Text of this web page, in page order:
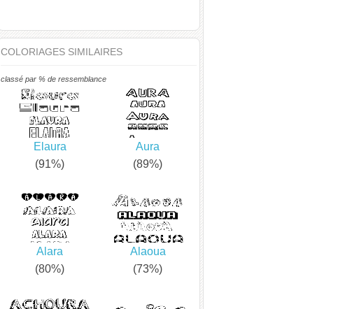
COLORIAGES SIMILAIRES
classé par % de ressemblance
Elaura
(91%)
Aura
(89%)
Alara
(80%)
Alaoua
(73%)